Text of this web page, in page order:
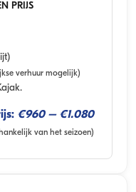
PRIJS
verhuur mogelijk)
€960 – €1.080
van het seizoen)